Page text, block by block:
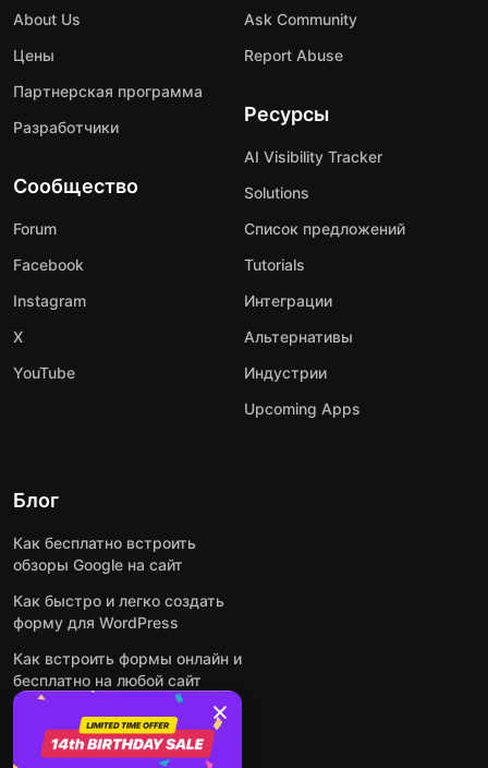
About Us
Цены
Партнерская программа
Разработчики
Сообщество
Forum
Facebook
Instagram
X
YouTube
Ask Community
Report Abuse
Ресурсы
AI Visibility Tracker
Solutions
Список предложений
Tutorials
Интеграции
Альтернативы
Индустрии
Upcoming Apps
Блог
Как бесплатно встроить
обзоры Google на сайт
Как быстро и легко создать
форму для WordPress
Как встроить формы онлайн и
бесплатно на любой сайт
Как встроить ленту Instagram
на сайт